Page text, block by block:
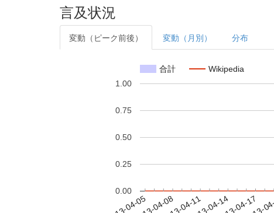
言及状況
変動（ピーク前後） 変動（月別） 分布
合計 Wikipedia
0.00
0.25
0.50
0.75
1.00